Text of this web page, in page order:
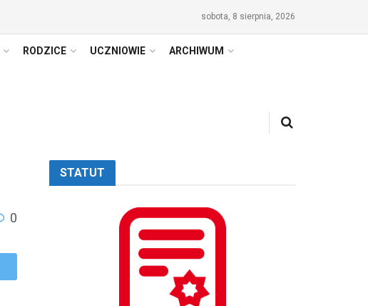
sobota, 8 sierpnia, 2026
RODZICE UCZNIOWIE ARCHIWUM
0
STATUT